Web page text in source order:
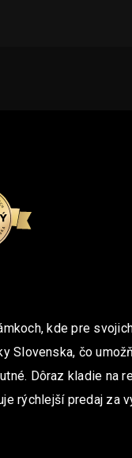
kde pre
Slovenska, čo
Dôraz kladie na
rýchlejší predaj za